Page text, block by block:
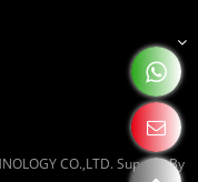
CO.,LTD.Support By